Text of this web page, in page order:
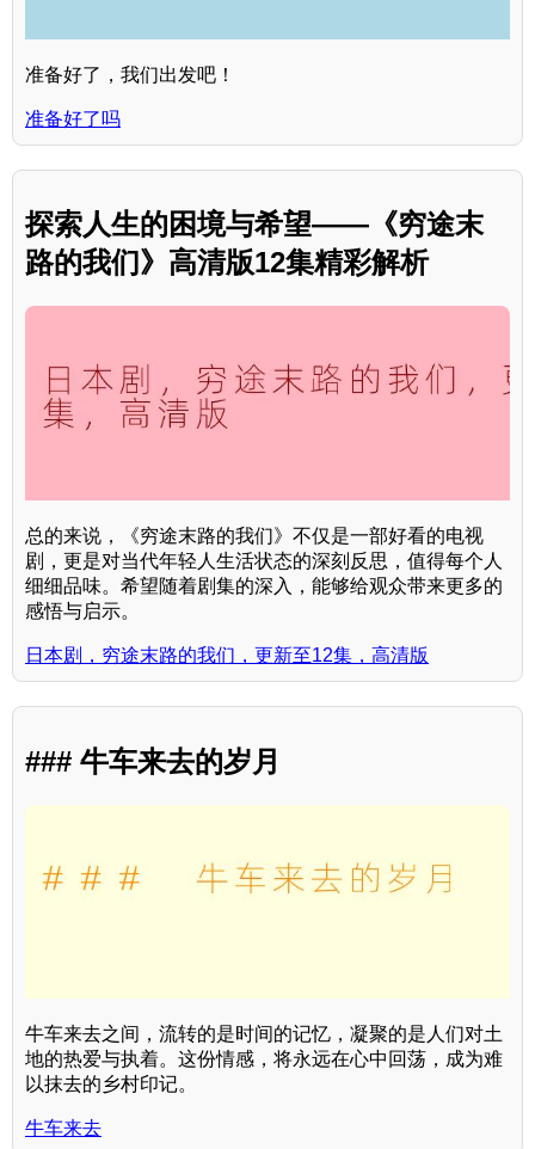
准备好了，我们出发吧！
准备好了吗
探索人生的困境与希望——《穷途末
路的我们》高清版12集精彩解析
总的来说，《穷途末路的我们》不仅是一部好看的电视
剧，更是对当代年轻人生活状态的深刻反思，值得每个人
细细品味。希望随着剧集的深入，能够给观众带来更多的
感悟与启示。
日本剧，穷途末路的我们，更新至12集，高清版
### 牛车来去的岁月
牛车来去之间，流转的是时间的记忆，凝聚的是人们对土
地的热爱与执着。这份情感，将永远在心中回荡，成为难
以抹去的乡村印记。
牛车来去